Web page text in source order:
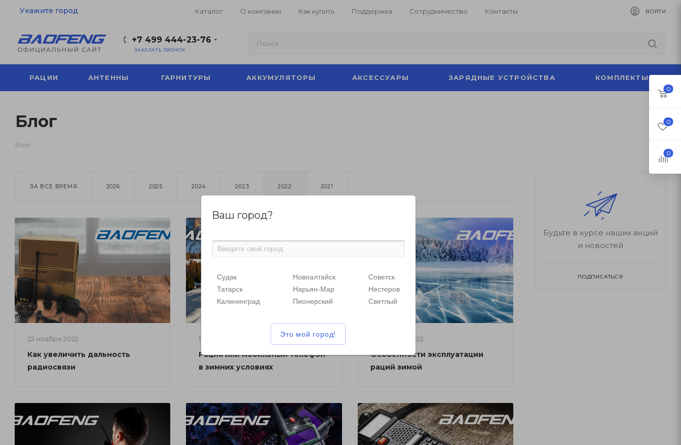
Укажите город
Ваш город?
Судак
Татарск
Калининград
Новоалтайск
Нарьян-Мар
Пионерский
Советск
Нестеров
Светлый
Каталог О компании Как купить Поддержка Сотрудничество Контакты ВОЙТИ
+7 499 444-23-76
ЗАКАЗАТЬ ЗВОНОК
РАЦИИ АНТЕННЫ ГАРНИТУРЫ АККУМУЛЯТОРЫ АКСЕССУАРЫ ЗАРЯДНЫЕ УСТРОЙСТВА КОМПЛЕКТЫ
Блог
Блог
ЗА ВСЕ ВРЕМЯ 2026 2025 2024 2023 2022 2021
22 ноября 2022
Как увеличить дальность
радиосвязи
11 ноября 2022
Рация или мобильный телефон
в зимних условиях
31 октября 2022
Особенности эксплуатации
раций зимой
Будьте в курсе наших акций
и новостей
ПОДПИСАТЬСЯ
0
0
0